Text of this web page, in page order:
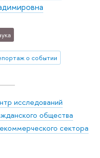
о событии
исследований
общества
сектора